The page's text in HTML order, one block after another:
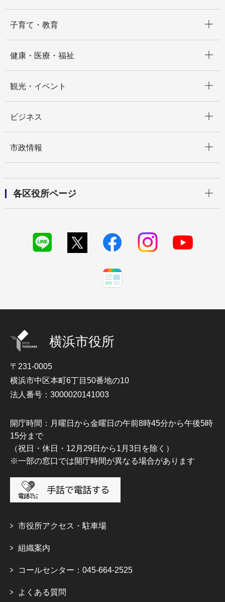
子育て・教育
健康・医療・福祉
観光・イベント
ビジネス
市政情報
各区役所ページ
横浜市役所
〒231-0005
横浜市中区本町6丁目50番地の10
法人番号：3000020141003
開庁時間：月曜日から金曜日の午前8時45分から午後5時
15分まで
（祝日・休日・12月29日から1月3日を除く）
※一部の窓口では開庁時間が異なる場合があります
市役所アクセス・駐車場
組織案内
コールセンター：045-664-2525
よくある質問